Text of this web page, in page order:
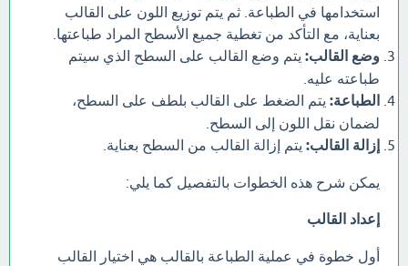
استخدامها في الطباعة. ثم يتم توزيع اللون على القالب
بعناية، مع التأكد من تغطية جميع الأسطح المراد طباعتها.
وضع القالب: يتم وضع القالب على السطح الذي سيتم
طباعته عليه.
الطباعة: يتم الضغط على القالب بلطف على السطح،
لضمان نقل اللون إلى السطح.
إزالة القالب: يتم إزالة القالب من السطح بعناية.
يمكن شرح هذه الخطوات بالتفصيل كما يلي:
إعداد القالب
أول خطوة في عملية الطباعة بالقالب هي اختيار القالب